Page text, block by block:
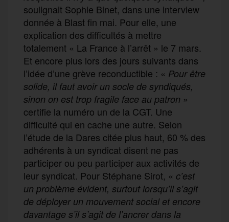
soulignait Sophie Binet, dans une interview
donnée à Blast fin mai. Pour elle, une
explication des difficultés à mettre
totalement « La France à l’arrêt » le 7 mars.
Et encore plus lors des jours suivants dans
l’idée d’une grève reconductible : « Pour être
solide, il faut avoir un socle de syndiqués,
sinon on est trop fragile face au patron »
certifie la numéro un de la CGT. Une
difficulté qui en cache une autre. Selon
l’étude de la Dares citée plus haut, 60 % des
adhérents à un syndicat disent ne pas
participer ou peu participer aux activités de
leur syndicat. Pour Stéphane Sirot, « c’est
un problème évident, surtout lorsqu’il s’agit
de déployer un mouvement social et encore
davantage s’il s’agit de l’ancrer dans la